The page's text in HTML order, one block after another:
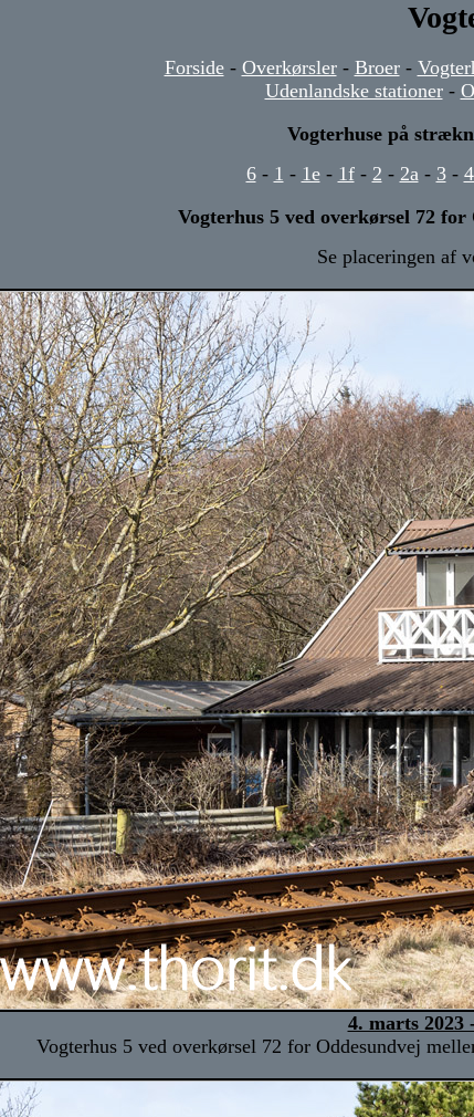
Forside- Overkørsler- Broer-
Udenlandske stationer-
Vogterhuse på
6- 1 - 1e- 1f- 2 - 2a - 3-
Vogterhus 5 ved overkørsel 72
Se placeringen af
4. marts
Vogterhus 5 ved overkørsel 72 for Oddesundvej